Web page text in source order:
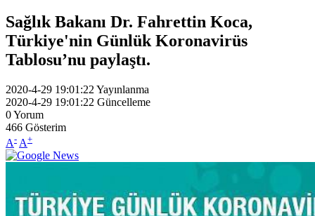
Sağlık Bakanı Dr. Fahrettin Koca,
Türkiye'nin Günlük Koronavirüs
Tablosu’nu paylaştı.
2020-4-29 19:01:22 Yayınlanma
2020-4-29 19:01:22 Güncelleme
0Yorum
466 Gösterim
A- A+